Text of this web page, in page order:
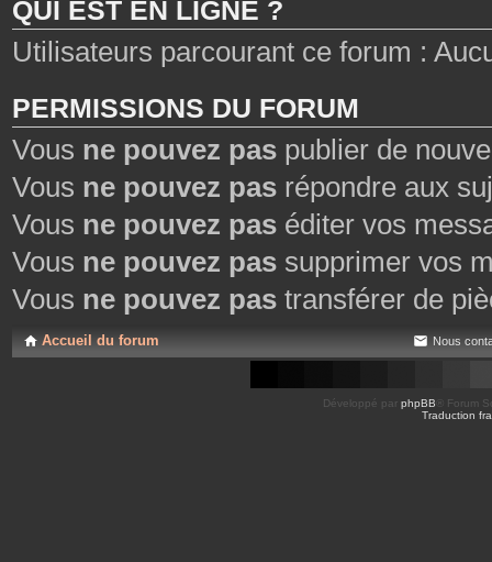
QUI EST EN LIGNE ?
Utilisateurs parcourant ce forum :
PERMISSIONS DU FORUM
Vous ne pouvez pas publier de
Vous ne pouvez pas répondre aux
Vous ne pouvez pas éditer vos
Vous ne pouvez pas supprimer vos
Vous ne pouvez pas transférer de
Accueil du forum Nous
Développé par phpBB ® Forum
Traduction